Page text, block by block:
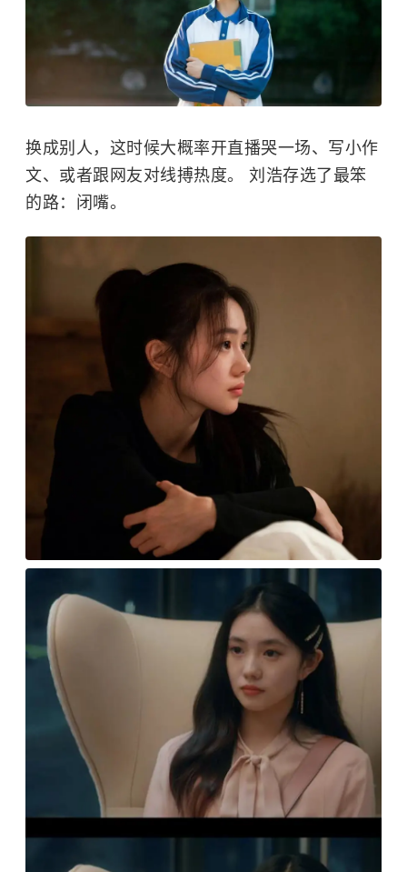
换成别人，这时候大概率开直播哭一场、写小作
文、或者跟网友对线搏热度。 刘浩存选了最笨
的路：闭嘴。